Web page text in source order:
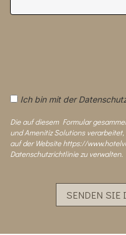
Ich bin mit der
Die auf diesem Formular
und Amenitiz Solutions
auf der Website https://
Datenschutzrichtlinie zu verwalten.